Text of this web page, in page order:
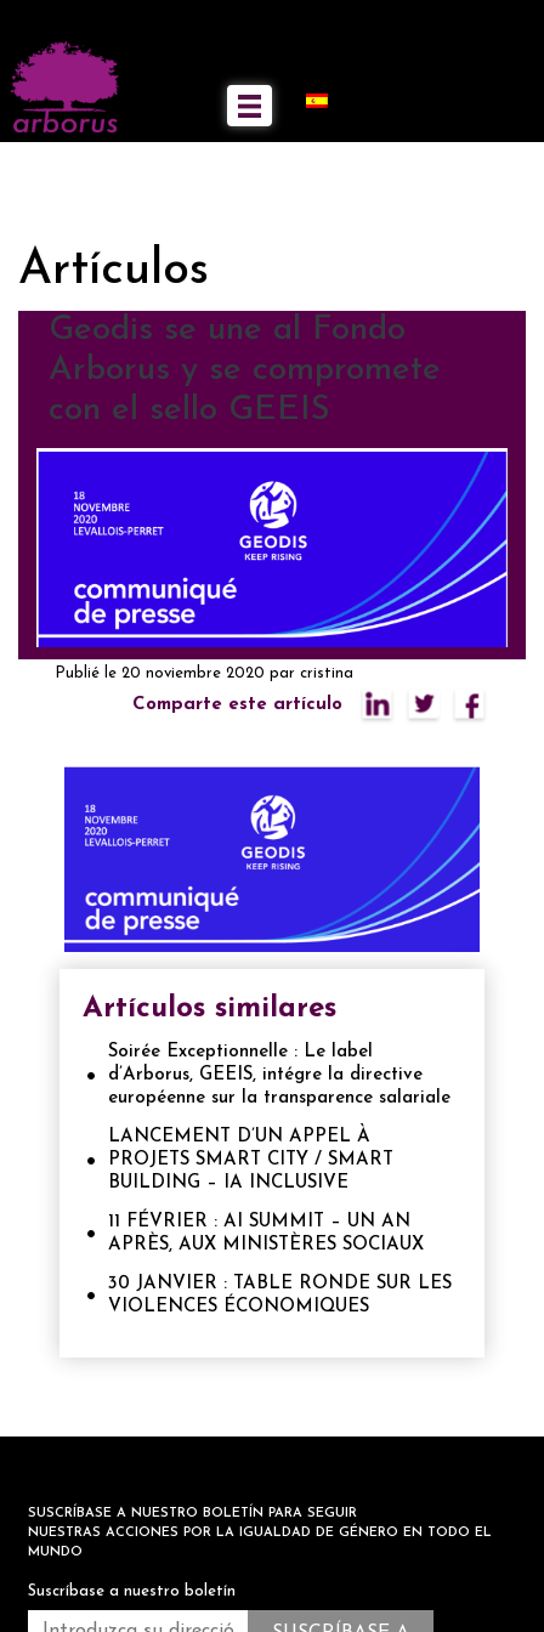
Artículos
Geodis se une al Fondo
Arborus y se compromete
con el sello GEEIS
Publié le 20 noviembre 2020 par cristina
Comparte este artículo
Artículos similares
Soirée Exceptionnelle : Le label
d’Arborus, GEEIS, intégre la directive
européenne sur la transparence salariale
LANCEMENT D’UN APPEL À
PROJETS SMART CITY / SMART
BUILDING – IA INCLUSIVE
11 FÉVRIER : AI SUMMIT – UN AN
APRÈS, AUX MINISTÈRES SOCIAUX
30 JANVIER : TABLE RONDE SUR LES
VIOLENCES ÉCONOMIQUES
SUSCRÍBASE A NUESTRO BOLETÍN PARA SEGUIR
NUESTRAS ACCIONES POR LA IGUALDAD DE GÉNERO EN TODO EL
MUNDO
Suscríbase a nuestro boletín